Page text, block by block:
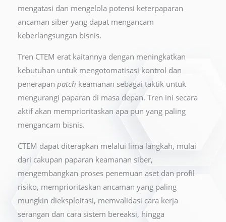
mengatasi dan mengelola potensi keterpaparan
ancaman siber yang dapat mengancam
keberlangsungan bisnis.
Tren CTEM erat kaitannya dengan meningkatkan
kebutuhan untuk mengotomatisasi kontrol dan
penerapan patch keamanan sebagai taktik untuk
mengurangi paparan di masa depan. Tren ini secara
aktif akan memprioritaskan apa pun yang paling
mengancam bisnis.
CTEM dapat diterapkan melalui lima langkah, mulai
dari cakupan paparan keamanan siber,
mengembangkan proses penemuan aset dan profil
risiko, memprioritaskan ancaman yang paling
mungkin dieksploitasi, memvalidasi cara kerja
serangan dan cara sistem bereaksi, hingga